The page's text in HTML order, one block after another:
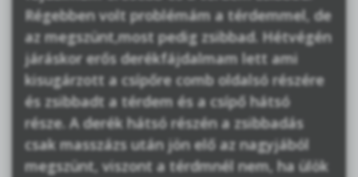
Régebben volt problémám a térdemmel, de
az megszünt,most pedig zsibbad. Hétvégén
járáskor erős derékfájdalmam lett ami
kisugárzott a csípőre comb oldalsó részére
és zsibbadt a térdem és a csípő hátsó
része. A derék hátsó részén a zsibbadás
csak masszázs után jön elő az nagyjából
megszünt, viszont a térdmnél nem, ha ülök